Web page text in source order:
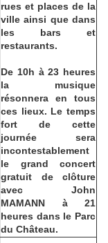
rues et places de la
ville ainsi que dans
les bars et
restaurants.
De 10h à 23 heures
la musique
résonnera en tous
ces lieux. Le temps
fort de cette
journée sera
incontestablement
le grand concert
gratuit de clôture
avec John
MAMANN à 21
heures dans le Parc
du Château.